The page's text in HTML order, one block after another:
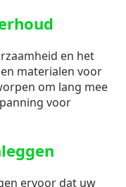
en het
materialen voor
om lang mee
voor
ervoor dat uw